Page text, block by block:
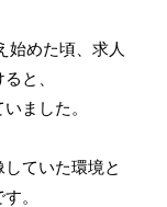
始めた頃、求人
と、
ました。
ていた環境と
。